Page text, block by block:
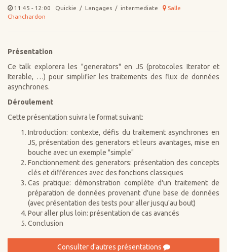
11:45 - 12:00 Quickie / Langages / intermediate
Salle
Chanchardon
Présentation
Ce talk explorera les "generators" en JS (protocoles Iterator et
Iterable, …) pour simplifier les traitements des flux de données
asynchrones.
Déroulement
Cette présentation suivra le format suivant:
Introduction: contexte, défis du traitement asynchrones en
JS, présentation des generators et leurs avantages, mise en
bouche avec un exemple "simple"
Fonctionnement des generators: présentation des concepts
clés et différences avec des fonctions classiques
Cas pratique: démonstration complète d'un traitement de
préparation de données provenant d'une base de données
(avec présentation des tests pour aller jusqu'au bout)
Pour aller plus loin: présentation de cas avancés
Conclusion
Consulter d'autres présentations